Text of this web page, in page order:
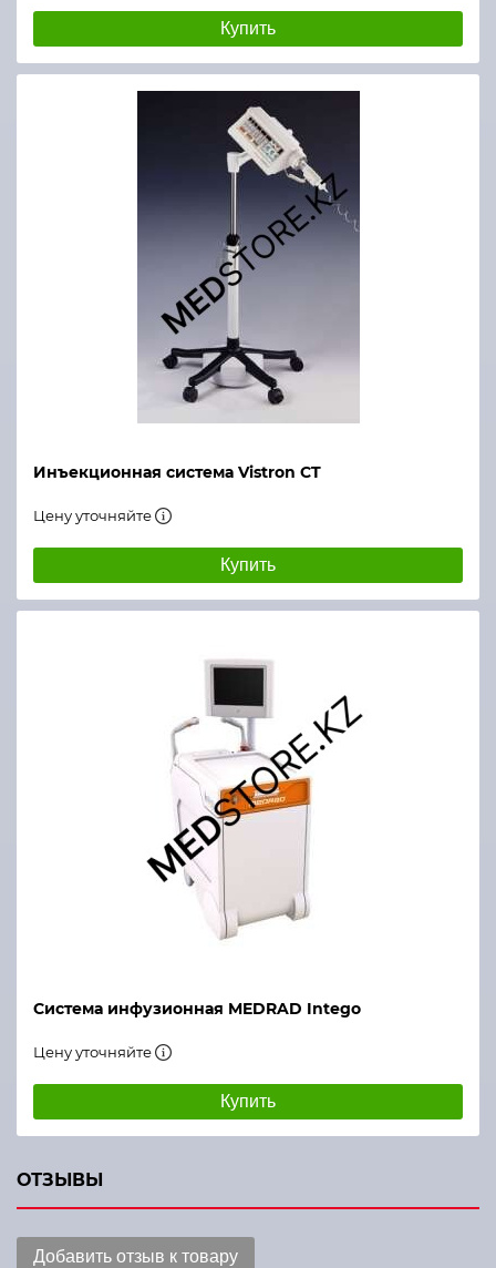
Купить
Инъекционная система Vistron CT
Цену уточняйте
Купить
Система инфузионная MEDRAD Intego
Цену уточняйте
Купить
ОТЗЫВЫ
Добавить отзыв к товару